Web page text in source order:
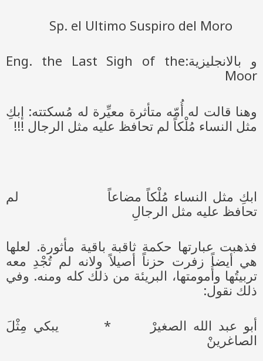
و بالانجليزية:Eng. the Last Sigh of the
Moor
وهنا قالت له أُمّه متأثرة معيِّرة له مُسكتته: إبكِ
مثل النساء مُلْكاً لم تحافظ عليه مثل الرجال ‍‍‍‍‍‍‍‍!!!
ابكِ مثل النساء مُلْكاً مضاعاً لم
تحافظ عليه مثل الرجالِ
فذهبت عبارتها حكمة ثاقبة باقية مأثورة. لعلها
هي أيضاً زفرت حزناً أصيلاً ولانه لم تُجْدِ معه
تربيتُها وأُمومتها، البريئة من ذلك كله ومنه. وفي
ذلك نقول:
أبو عبد الله الصغيرْ * يبكي مِثْلَ
الصاغرينْ